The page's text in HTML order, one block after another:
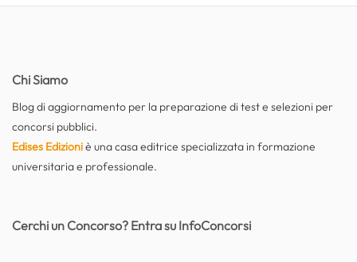
Chi Siamo
Blog di aggiornamento per la preparazione di test e selezioni per
concorsi pubblici.
Edises Edizioniè una casa editrice specializzata in formazione
universitaria e professionale.
Cerchi un Concorso? Entra su InfoConcorsi